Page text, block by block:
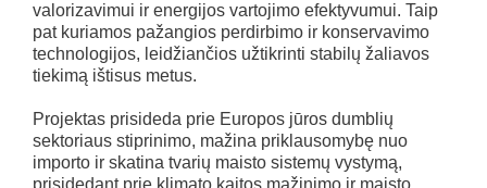
valorizavimui ir energijos vartojimo efektyvumui. Taip
pat kuriamos pažangios perdirbimo ir konservavimo
technologijos, leidžiančios užtikrinti stabilų žaliavos
tiekimą ištisus metus.
Projektas prisideda prie Europos jūros dumblių
sektoriaus stiprinimo, mažina priklausomybę nuo
importo ir skatina tvarių maisto sistemų vystymą,
prisidedant prie klimato kaitos mažinimo ir maisto